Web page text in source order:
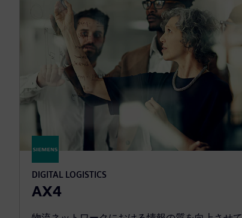
DIGITAL LOGISTICS
AX4